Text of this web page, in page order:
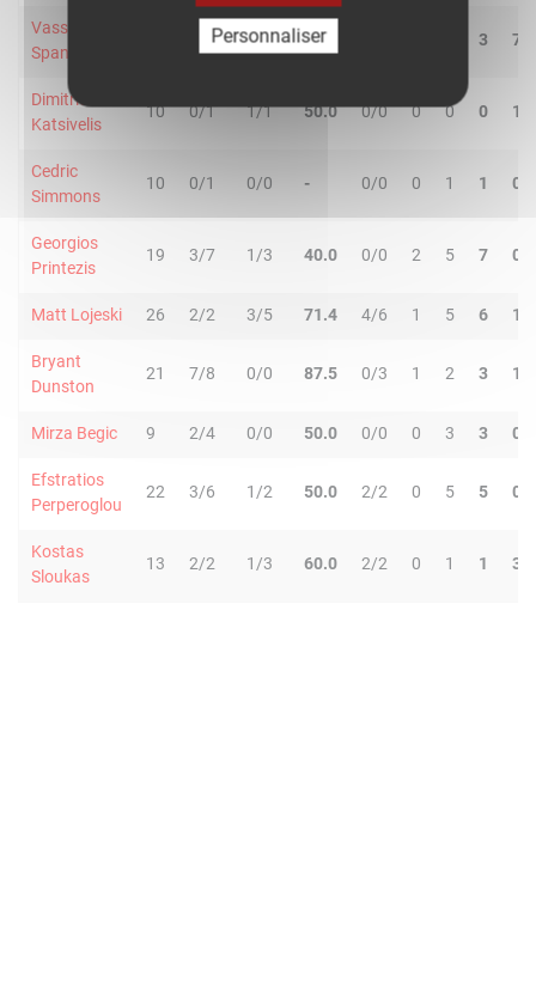
Vassilis
Spanoulis
2/4 2/5 44.4 3 7
Dimitrios
Katsivelis
10 0/1 1/1 50.0 0/0 0 0 0 1
Cedric
Simmons
10 0/1 0/0 - 0/0 0 1 1 0
Georgios
Printezis
19 3/7 1/3 40.0 0/0 2 5 7 0
Matt Lojeski 26 2/2 3/5 71.4 4/6 1 5 6 1
Bryant
Dunston
21 7/8 0/0 87.5 0/3 1 2 3 1
Mirza Begic 9 2/4 0/0 50.0 0/0 0 3 3 0
Efstratios
Perperoglou
22 3/6 1/2 50.0 2/2 0 5 5 0
Kostas
Sloukas
13 2/2 1/3 60.0 2/2 0 1 1 3
Personnaliser